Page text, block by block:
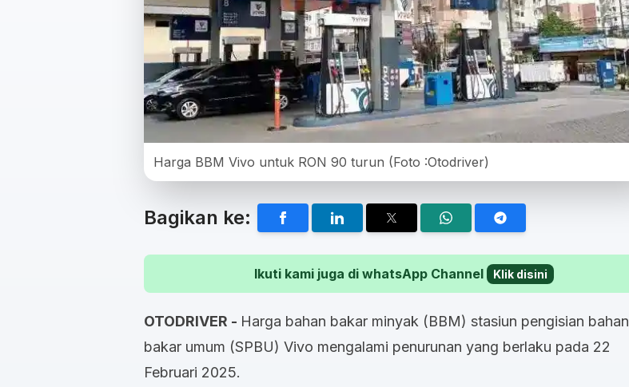
Harga BBM Vivo untuk RON 90 turun (Foto :Otodriver)
Bagikan ke:
Ikuti kami juga di whatsApp Channel Klik disini
OTODRIVER - Harga bahan bakar minyak (BBM) stasiun pengisian bahan
bakar umum (SPBU) Vivo mengalami penurunan yang berlaku pada 22
Februari 2025.